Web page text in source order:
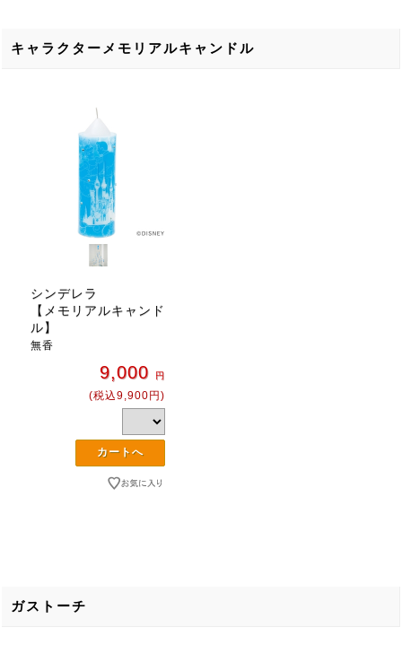
キャラクターメモリアルキャンドル
シンデレラ
【メモリアルキャンド
ル】
無香
9,000 円
(税込9,900円)
ガストーチ